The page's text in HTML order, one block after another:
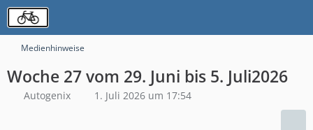
Medienhinweise
Woche 27 vom 29. Juni bis 5. Juli2026
Autogenix 1. Juli 2026 um 17:54